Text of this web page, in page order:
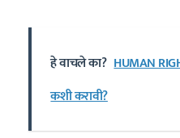
हे वाचले का? HUMAN
कशी करावी?